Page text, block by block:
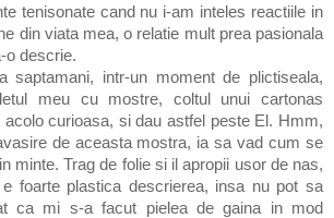
tenisonate cand nu i-am inteles reactiile in
din viata mea, o relatie mult prea pasionala
o descrie.
saptamani, intr-un moment de plictiseala,
meu cu mostre, coltul unui cartonas
acolo curioasa, si dau astfel peste El. Hmm,
de aceasta mostra, ia sa vad cum se
minte. Trag de folie si il apropii usor de nas,
foarte plastica descrierea, insa nu pot sa
ca mi s-a facut pielea de gaina in mod